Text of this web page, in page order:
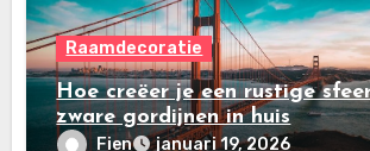
Raamdecoratie
Hoe creëer je een rustige
zware gordijnen in huis
Fien januari 19, 2026